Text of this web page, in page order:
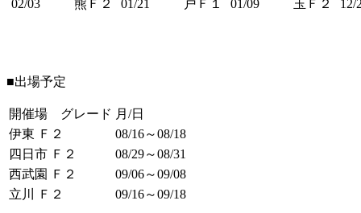
02/03
熊Ｆ２ 01/21 戸Ｆ１ 01/09 玉Ｆ２ 12/
■出場予定
開催場 グレード 月/日
伊東 Ｆ２
08/16～08/18
四日市 Ｆ２
08/29～08/31
西武園 Ｆ２
09/06～09/08
立川 Ｆ２
09/16～09/18